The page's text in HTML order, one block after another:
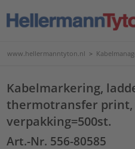
www.hellermanntyton.nl >
Kabelmarkering,
thermotransfer print,
verpakking=500st.
Art.-Nr. 556-80585